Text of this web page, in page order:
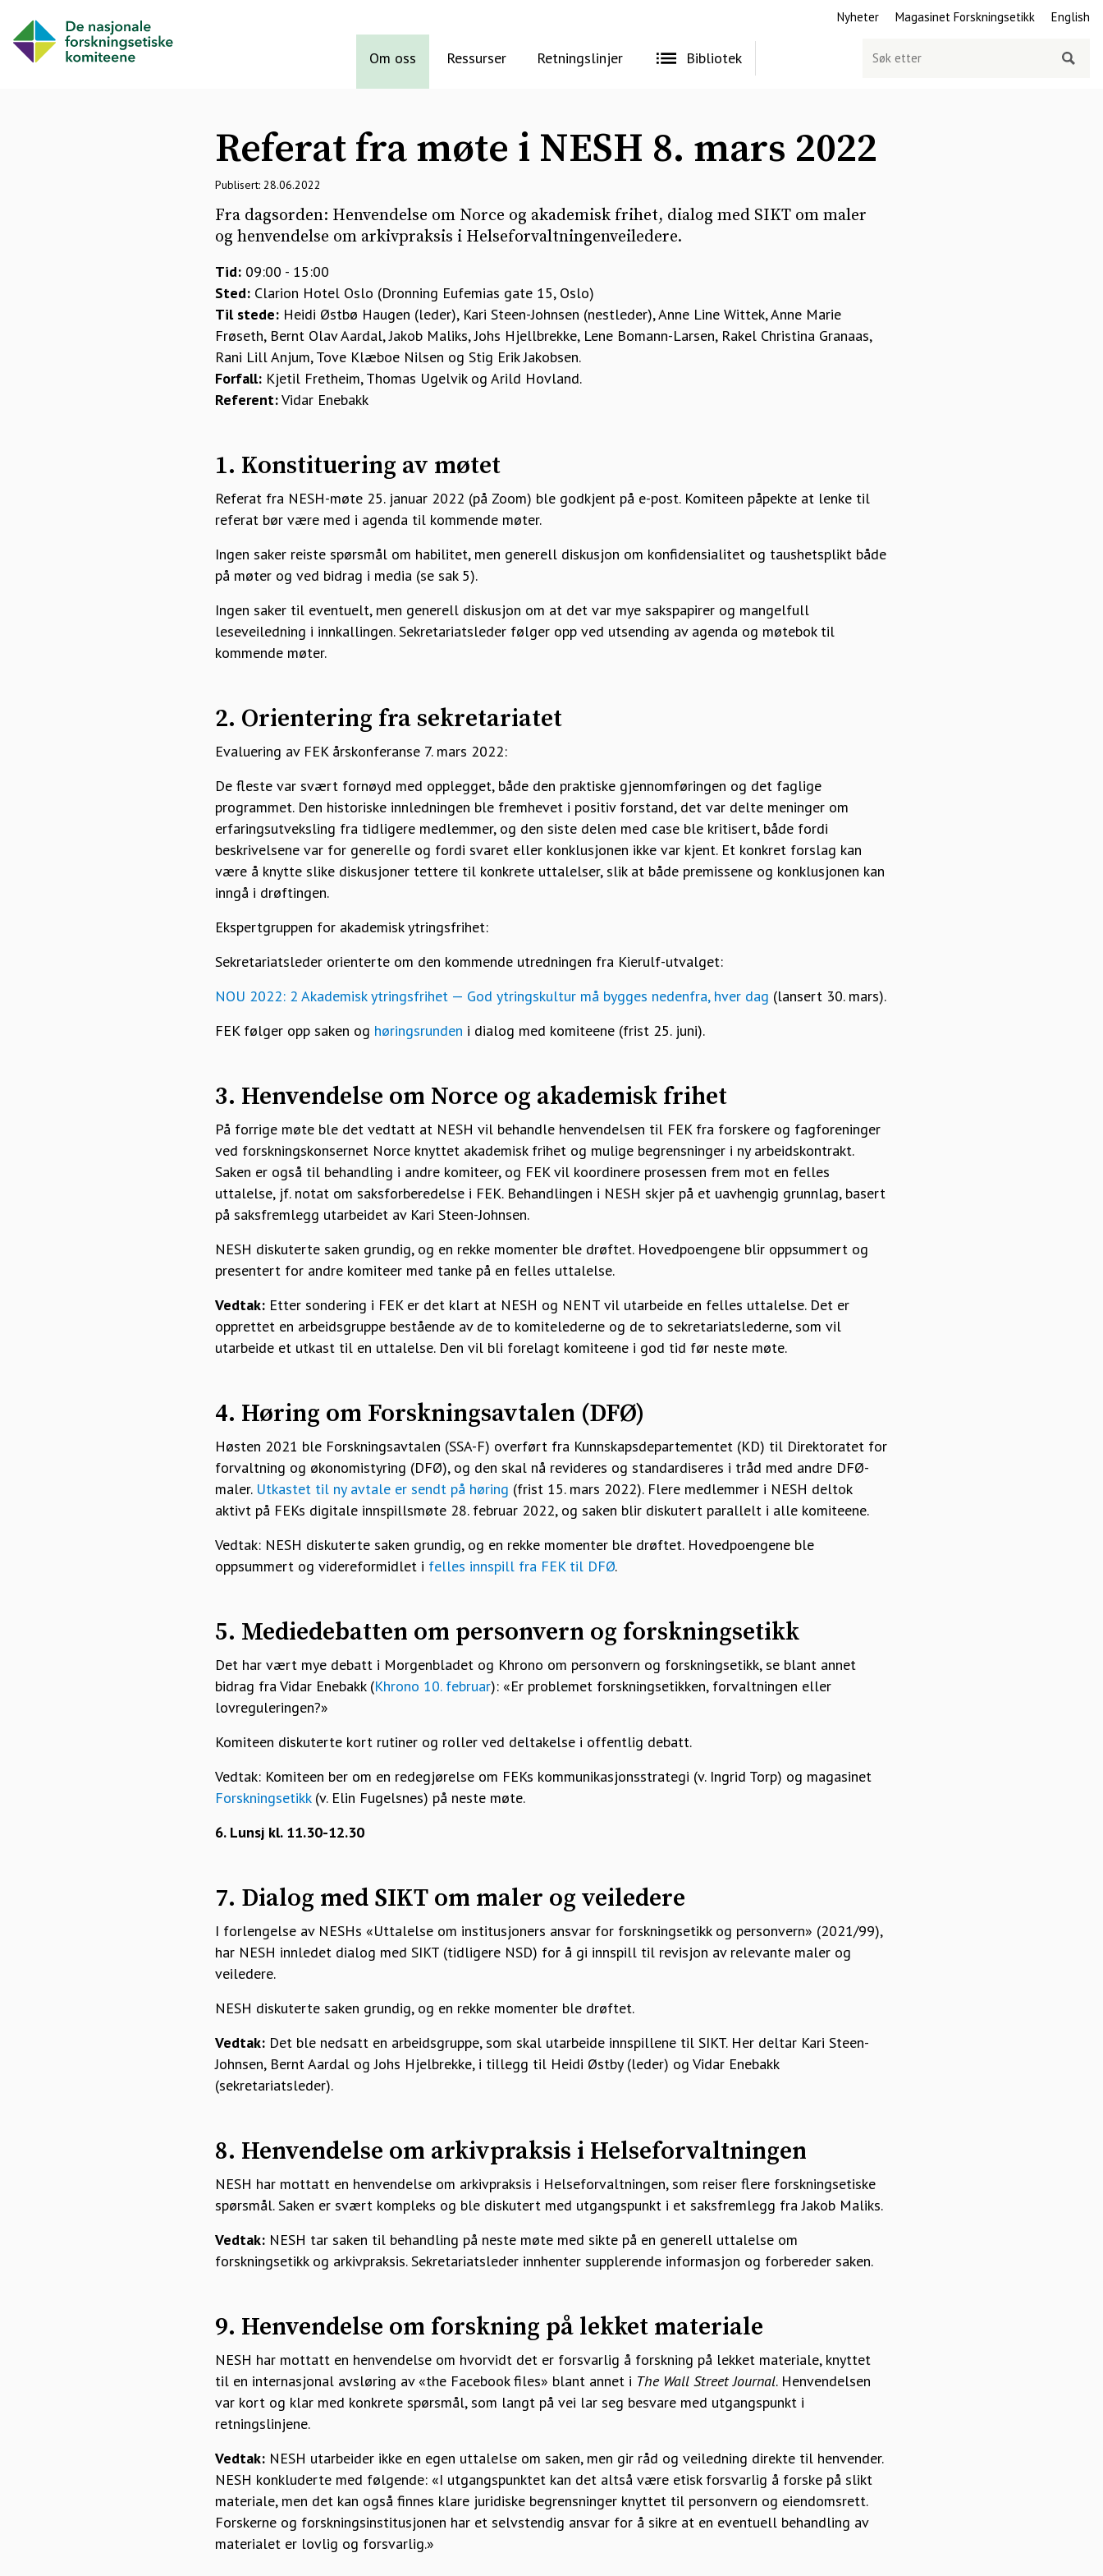
Nyheter Magasinet Forskningsetikk English
Om oss Ressurser Retningslinjer Bibliotek
Søk
Referat fra møte i NESH 8. mars 2022
Publisert: 28.06.2022
Fra dagsorden: Henvendelse om Norce og akademisk frihet, dialog med SIKT om maler
og henvendelse om arkivpraksis i Helseforvaltningenveiledere.
Tid: 09:00 - 15:00
Sted: Clarion Hotel Oslo (Dronning Eufemias gate 15, Oslo)
Til stede: Heidi Østbø Haugen (leder), Kari Steen-Johnsen (nestleder), Anne Line Wittek, Anne Marie
Frøseth, Bernt Olav Aardal, Jakob Maliks, Johs Hjellbrekke, Lene Bomann-Larsen, Rakel Christina Granaas,
Rani Lill Anjum, Tove Klæboe Nilsen og Stig Erik Jakobsen.
Forfall: Kjetil Fretheim, Thomas Ugelvik og Arild Hovland.
Referent:Vidar Enebakk
1. Konstituering av møtet
Referat fra NESH-møte 25. januar 2022 (på Zoom) ble godkjent på e-post. Komiteen påpekte at lenke til
referat bør være med i agenda til kommende møter.
Ingen saker reiste spørsmål om habilitet, men generell diskusjon om konfidensialitet og taushetsplikt både
på møter og ved bidrag i media (se sak 5).
Ingen saker til eventuelt, men generell diskusjon om at det var mye sakspapirer og mangelfull
leseveiledning i innkallingen. Sekretariatsleder følger opp ved utsending av agenda og møtebok til
kommende møter.
2. Orientering fra sekretariatet
Evaluering av FEK årskonferanse 7. mars 2022:
De fleste var svært fornøyd med opplegget, både den praktiske gjennomføringen og det faglige
programmet. Den historiske innledningen ble fremhevet i positiv forstand, det var delte meninger om
erfaringsutveksling fra tidligere medlemmer, og den siste delen med case ble kritisert, både fordi
beskrivelsene var for generelle og fordi svaret eller konklusjonen ikke var kjent. Et konkret forslag kan
være å knytte slike diskusjoner tettere til konkrete uttalelser, slik at både premissene og konklusjonen kan
inngå i drøftingen.
Ekspertgruppen for akademisk ytringsfrihet:
Sekretariatsleder orienterte om den kommende utredningen fra Kierulf-utvalget:
NOU 2022: 2 Akademisk ytringsfrihet — God ytringskultur må bygges nedenfra, hver dag (lansert 30. mars).
FEK følger opp saken og høringsrunden i dialog med komiteene (frist 25. juni).
3. Henvendelse om Norce og akademisk frihet
På forrige møte ble det vedtatt at NESH vil behandle henvendelsen til FEK fra forskere og fagforeninger
ved forskningskonsernet Norce knyttet akademisk frihet og mulige begrensninger i ny arbeidskontrakt.
Saken er også til behandling i andre komiteer, og FEK vil koordinere prosessen frem mot en felles
uttalelse, jf. notat om saksforberedelse i FEK. Behandlingen i NESH skjer på et uavhengig grunnlag, basert
på saksfremlegg utarbeidet av Kari Steen-Johnsen.
NESH diskuterte saken grundig, og en rekke momenter ble drøftet. Hovedpoengene blir oppsummert og
presentert for andre komiteer med tanke på en felles uttalelse.
Vedtak: Etter sondering i FEK er det klart at NESH og NENT vil utarbeide en felles uttalelse. Det er
opprettet en arbeidsgruppe bestående av de to komitelederne og de to sekretariatslederne, som vil
utarbeide et utkast til en uttalelse. Den vil bli forelagt komiteene i god tid før neste møte.
4. Høring om Forskningsavtalen (DFØ)
Høsten 2021 ble Forskningsavtalen (SSA-F) overført fra Kunnskapsdepartementet (KD) til Direktoratet for
forvaltning og økonomistyring (DFØ), og den skal nå revideres og standardiseres i tråd med andre DFØ-
maler. Utkastet til ny avtale er sendt på høring (frist 15. mars 2022). Flere medlemmer i NESH deltok
aktivt på FEKs digitale innspillsmøte 28. februar 2022, og saken blir diskutert parallelt i alle komiteene.
Vedtak: NESH diskuterte saken grundig, og en rekke momenter ble drøftet. Hovedpoengene ble
oppsummert og videreformidlet i felles innspill fra FEK til DFØ.
5. Mediedebatten om personvern og forskningsetikk
Det har vært mye debatt i Morgenbladet og Khrono om personvern og forskningsetikk, se blant annet
bidrag fra Vidar Enebakk (Khrono 10. februar): «Er problemet forskningsetikken, forvaltningen eller
lovreguleringen?»
Komiteen diskuterte kort rutiner og roller ved deltakelse i offentlig debatt.
Vedtak: Komiteen ber om en redegjørelse om FEKs kommunikasjonsstrategi (v. Ingrid Torp) og magasinet
Forskningsetikk(v. Elin Fugelsnes) på neste møte.
6. Lunsj kl. 11.30-12.30
7. Dialog med SIKT om maler og veiledere
I forlengelse av NESHs «Uttalelse om institusjoners ansvar for forskningsetikk og personvern» (2021/99),
har NESH innledet dialog med SIKT (tidligere NSD) for å gi innspill til revisjon av relevante maler og
veiledere.
NESH diskuterte saken grundig, og en rekke momenter ble drøftet.
Vedtak: Det ble nedsatt en arbeidsgruppe, som skal utarbeide innspillene til SIKT. Her deltar Kari Steen-
Johnsen, Bernt Aardal og Johs Hjelbrekke, i tillegg til Heidi Østby (leder) og Vidar Enebakk
(sekretariatsleder).
8. Henvendelse om arkivpraksis i Helseforvaltningen
NESH har mottatt en henvendelse om arkivpraksis i Helseforvaltningen, som reiser flere forskningsetiske
spørsmål. Saken er svært kompleks og ble diskutert med utgangspunkt i et saksfremlegg fra Jakob Maliks.
Vedtak: NESH tar saken til behandling på neste møte med sikte på en generell uttalelse om
forskningsetikk og arkivpraksis. Sekretariatsleder innhenter supplerende informasjon og forbereder saken.
9. Henvendelse om forskning på lekket materiale
NESH har mottatt en henvendelse om hvorvidt det er forsvarlig å forskning på lekket materiale, knyttet
til en internasjonal avsløring av «the Facebook files» blant annet i The Wall Street Journal. Henvendelsen
var kort og klar med konkrete spørsmål, som langt på vei lar seg besvare med utgangspunkt i
retningslinjene.
Vedtak: NESH utarbeider ikke en egen uttalelse om saken, men gir råd og veiledning direkte til henvender.
NESH konkluderte med følgende: «I utgangspunktet kan det altså være etisk forsvarlig å forske på slikt
materiale, men det kan også finnes klare juridiske begrensninger knyttet til personvern og eiendomsrett.
Forskerne og forskningsinstitusjonen har et selvstendig ansvar for å sikre at en eventuell behandling av
materialet er lovlig og forsvarlig.»